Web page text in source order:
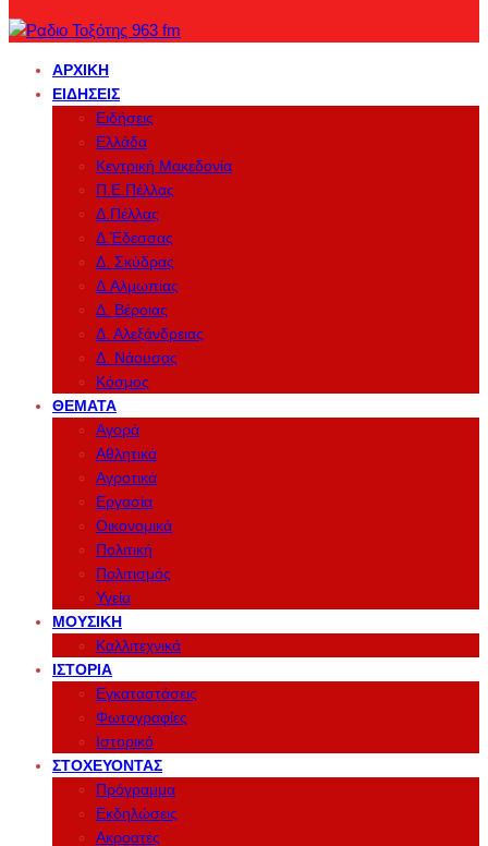
ΑΡΧΙΚΉ
ΕΙΔΉΣΕΙΣ
Ειδήσεις
Ελλάδα
Κεντρική Μακεδονία
Π.Ε.Πέλλας
Δ.Πέλλας
Δ.Έδεσσας
Δ. Σκύδρας
Δ.Αλμωπίας
Δ. Βέροιας
Δ. Αλεξάνδρειας
Δ. Νάουσας
Κόσμος
ΘΈΜΑΤΑ
Αγορά
Αθλητικά
Αγροτικά
Εργασία
Οικονομικά
Πολιτική
Πολιτισμός
Υγεία
ΜΟΥΣΙΚΉ
Καλλιτεχνικά
ΙΣΤΟΡΊΑ
Εγκαταστάσεις
Φωτογραφίες
Ιστορικό
ΣΤΟΧΕΎΟΝΤΑΣ
Πρόγραμμα
Εκδηλώσεις
Ακροατές